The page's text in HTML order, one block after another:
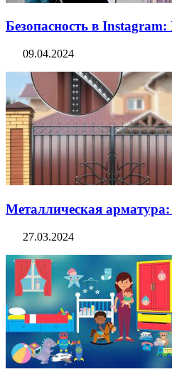
Безопасность в
09.04.2024
Металлическая арматура:
27.03.2024